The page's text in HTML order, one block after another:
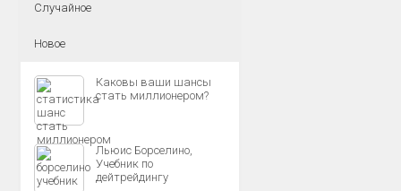
Случайное
Новое
Каковы ваши шансы
стать миллионером?
Льюис Борселино,
Учебник по
дейтрейдингу